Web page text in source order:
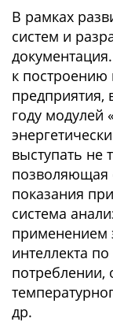
В рамках
систем и
к построению
предприятия,
году модулей
выступать не
позволяющая
показания
система
применением
интеллекта
потреблении,
др.